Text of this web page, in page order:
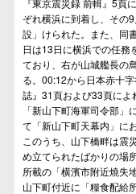
『東京震災録 前輯』5頁
ぞれ横浜に到着し、その
設」けられた。また、同
日は13日に横浜での任務
ており、右が山城艦長の
る。00:12から日本赤十
誌』31頁および33頁に
「新山下町海軍司令部
て「新山下町天幕内」に
このうち、山下橋畔は震
め立てられたばかりの場
所載の「横濱市附近燒失
山下町付近に「糧食配給